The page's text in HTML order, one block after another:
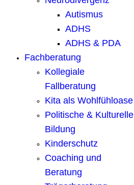
Autismus
ADHS
ADHS & PDA
Fachberatung
Kollegiale
Fallberatung
Kita als Wohlfühloase
Politische & Kulturelle
Bildung
Kinderschutz
Coaching und
Beratung